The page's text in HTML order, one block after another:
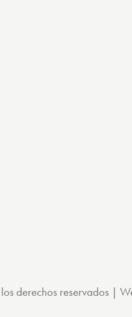
derechos reservados |